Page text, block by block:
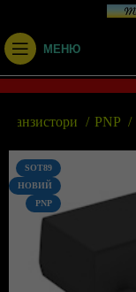
МЕНЮ
Транзистори PNP
SOT89
НОВИЙ
PNP